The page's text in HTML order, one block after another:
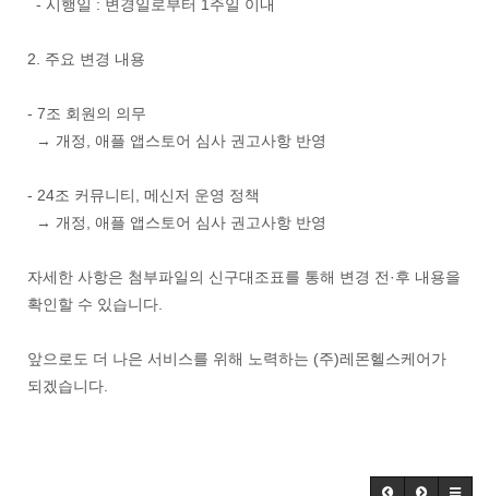
- 시행일 : 변경일로부터 1주일 이내
2. 주요 변경 내용
- 7조 회원의 의무
→ 개정, 애플 앱스토어 심사 권고사항 반영
- 24조 커뮤니티, 메신저 운영 정책
→ 개정, 애플 앱스토어 심사 권고사항 반영
자세한 사항은 첨부파일의 신구대조표를 통해 변경 전·후 내용을
확인할 수 있습니다.
앞으로도 더 나은 서비스를 위해 노력하는 (주)레몬헬스케어가
되겠습니다.